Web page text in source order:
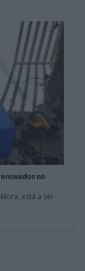
no
está a ser